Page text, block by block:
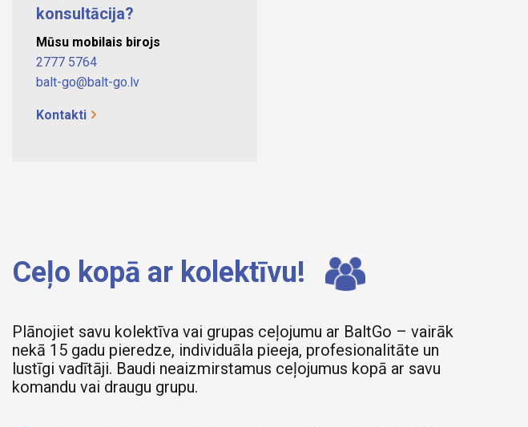
konsultācija?
Mūsu mobilais birojs
2777 5764
balt-go@balt-go.lv
Kontakti
Ceļo kopā ar kolektīvu!
Plānojiet savu kolektīva vai grupas ceļojumu ar BaltGo – vairāk
nekā 15 gadu pieredze, individuāla pieeja, profesionalitāte un
lustīgi vadītāji. Baudi neaizmirstamus ceļojumus kopā ar savu
komandu vai draugu grupu.